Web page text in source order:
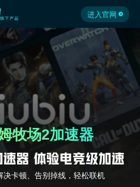
进入官网
牧场2加速器
决卡顿、告别掉线，轻松联机